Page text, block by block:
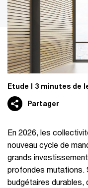
Etude 3 minutes de
Partager
En 2026, les
nouveau cycle de
grands
profondes mutations.
budgétaires